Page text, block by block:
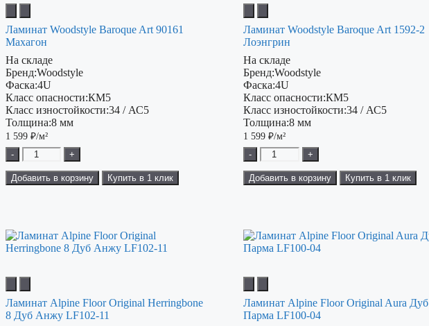
Ламинат Woodstyle Baroque Art 90161
Махагон
На складе
Бренд:Woodstyle
Фаска:4U
Класс опасности:КМ5
Класс изностойкости:34 / АС5
Толщина:8 мм
1 599 ₽/м²
-
+
Добавить в корзину Купить в 1 клик
Ламинат Woodstyle Baroque Art 1592-2
Лоэнгрин
На складе
Бренд:Woodstyle
Фаска:4U
Класс опасности:КМ5
Класс изностойкости:34 / АС5
Толщина:8 мм
1 599₽/м²
-
+
Добавить в корзину Купить в 1 клик
Ламинат Alpine Floor Original Herringbone
8 Дуб Анжу LF102-11
Ламинат Alpine Floor Original Aura Дуб
Парма LF100-04